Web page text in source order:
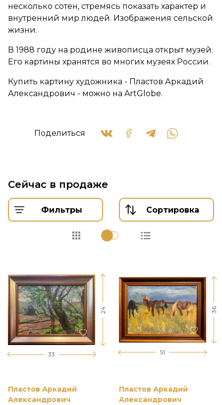
несколько сотен, стремясь показать характер и
внутренний мир людей. Изображения сельской
жизни.
В 1988 году на родине живописца открыт музей.
Его картины хранятся во многих музеях России.
Купить картину художника - Пластов Аркадий
Александрович - можно на ArtGlobe.
Поделиться
Сейчас в продаже
Фильтры Сортировка
33
24
Пластов Аркадий
Александрович
51
36
Пластов Аркадий
Александрович